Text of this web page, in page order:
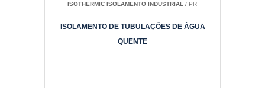
ISOTHERMIC ISOLAMENTO INDUSTRIAL / PR
ISOLAMENTO DE TUBULAÇÕES DE ÁGUA
QUENTE